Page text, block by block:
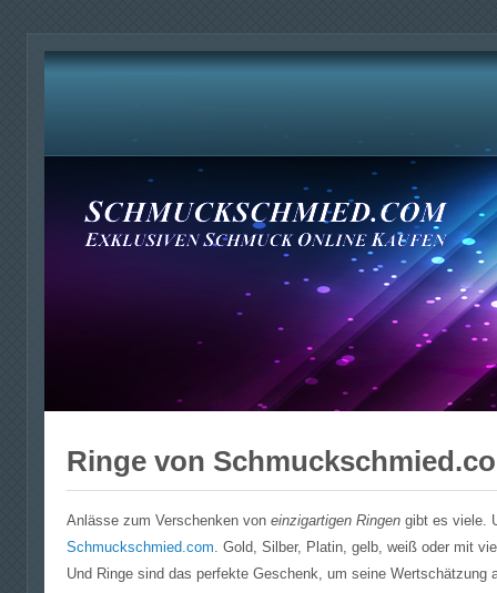
Ringe von
Anlässe zum Verschenken von einzigartigen Ringen gibt es viele.
Schmuckschmied.com. Gold, Silber, Platin, gelb, weiß oder mit
Und Ringe sind das perfekte Geschenk, um seine Wertschätzung